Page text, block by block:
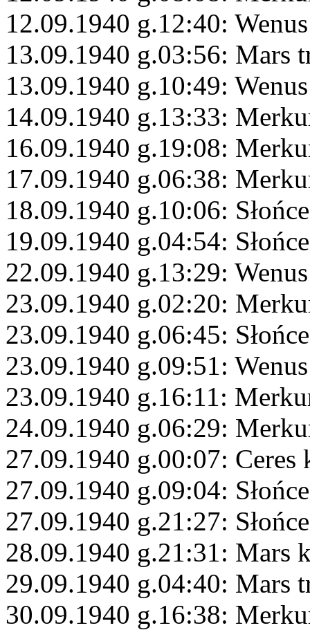
12.09.1940 g.12:40:
13.09.1940 g.03:56: Mars
13.09.1940 g.10:49:
14.09.1940 g.13:33:
16.09.1940 g.19:08:
17.09.1940 g.06:38:
18.09.1940 g.10:06:
19.09.1940 g.04:54:
22.09.1940 g.13:29:
23.09.1940 g.02:20:
23.09.1940 g.06:45:
23.09.1940 g.09:51:
23.09.1940 g.16:11:
24.09.1940 g.06:29:
27.09.1940 g.00:07:
27.09.1940 g.09:04:
27.09.1940 g.21:27:
28.09.1940 g.21:31: Mars
29.09.1940 g.04:40: Mars
30.09.1940 g.16:38: